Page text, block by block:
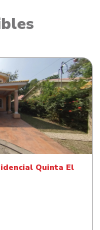
Quinta El Dorado
Quinta El